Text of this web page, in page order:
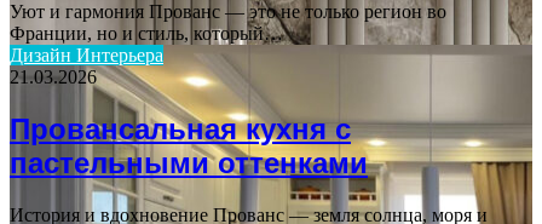
Уют и гармония Прованс — это не только регион во
Франции, но и стиль, который…
Дизайн Интерьера
21.03.2026
Провансальная кухня с
пастельными оттенками
История и вдохновение Прованс — земля солнца, моря и